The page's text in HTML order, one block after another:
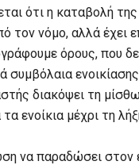
ότι η καταβολή
τον νόμο, αλλά έχει
όρους, που
διακόψει τη
ενοίκια μέχρι τη
να παραδώσει στον